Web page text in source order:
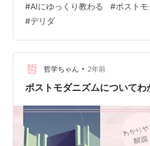
しい発見があるかもしれません。
義」と呼ばれる哲学的アプローチ
づきを掘り下げるヒントをくれ
んなシーンを想像してください
席では席を譲りましょう」という
ー？ それとも法的強制力？」「
#AIにゆっくり教わる #ポスト
#デリダ
哲学ちゃん • 2年前
ポストモダニズムについてわ